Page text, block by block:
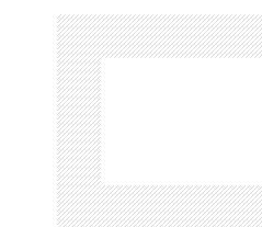
і
г
а
ц
і